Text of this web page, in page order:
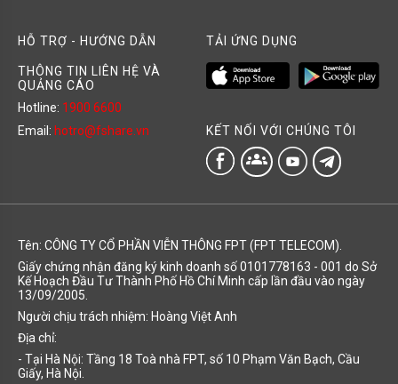
HỖ TRỢ - HƯỚNG DẪN
THÔNG TIN LIÊN HỆ VÀ
QUẢNG CÁO
Hotline: 1900 6600
Email: hotro@fshare.vn
TẢI ỨNG DỤNG
KẾT NỐI VỚI CHÚNG TÔI
groups
Tên: CÔNG TY CỔ PHẦN VIỄN THÔNG FPT (FPT TELECOM).
Giấy chứng nhận đăng ký kinh doanh số 0101778163 - 001 do Sở
Kế Hoạch Đầu Tư Thành Phố Hồ Chí Minh cấp lần đầu vào ngày
13/09/2005.
Người chịu trách nhiệm: Hoàng Việt Anh
Địa chỉ:
- Tại Hà Nội: Tầng 18 Toà nhà FPT, số 10 Phạm Văn Bạch, Cầu
Giấy, Hà Nội.